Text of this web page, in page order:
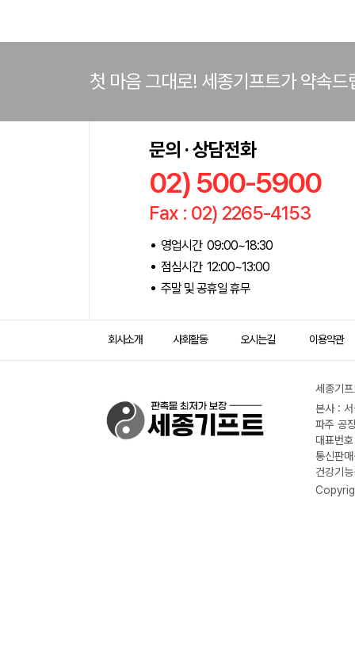
첫 마음 그대로! 세종기프트가 약속드
문의 · 상담전화
02) 500-5900
Fax : 02) 2265-4153
영업시간 09:00~18:30
점심시간 12:00~13:00
주말 및 공휴일 휴무
회사소개 사회활동 오시는길 이용약관
세종기
본사 :
파주 공
대표번
통신판
건강기